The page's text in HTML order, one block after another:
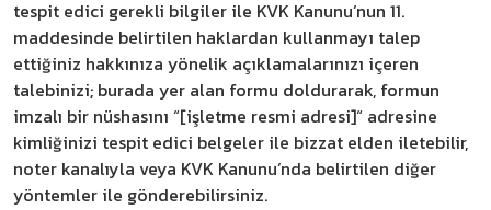
tespit edici gerekli bilgiler ile KVK Kanunu’nun 11.
maddesinde belirtilen haklardan kullanmayı talep
ettiğiniz hakkınıza yönelik açıklamalarınızı içeren
talebinizi; burada yer alan formu doldurarak, formun
imzalı bir nüshasını “[işletme resmi adresi]“ adresine
kimliğinizi tespit edici belgeler ile bizzat elden iletebilir,
noter kanalıyla veya KVK Kanunu’nda belirtilen diğer
yöntemler ile gönderebilirsiniz.